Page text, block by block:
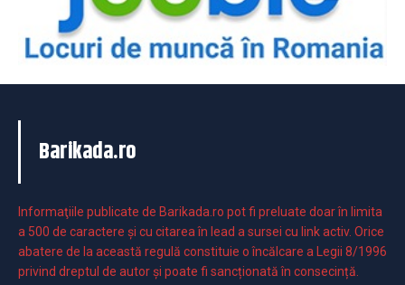
Barikada.ro
Informaţiile publicate de Barikada.ro pot fi preluate doar în limita
a 500 de caractere şi cu citarea în lead a sursei cu link activ. Orice
abatere de la această regulă constituie o încălcare a Legii 8/1996
privind dreptul de autor și poate fi sancționată în consecință.